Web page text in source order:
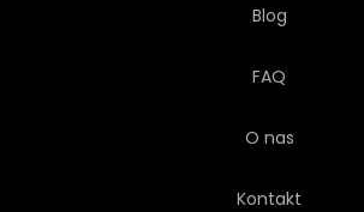
Blog
FAQ
O nas
Kontakt